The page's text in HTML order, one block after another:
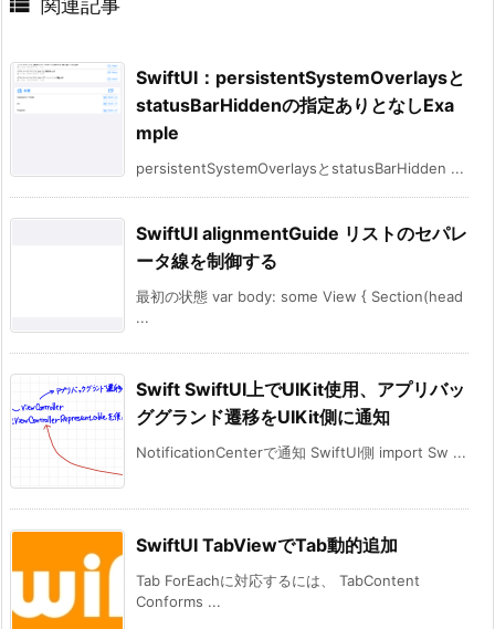
 関連記事
SwiftUI：persistentSystemOverlaysと
statusBarHiddenの指定ありとなしExa
mple
persistentSystemOverlaysとstatusBarHidden ...
SwiftUI alignmentGuide リストのセパレ
ータ線を制御する
最初の状態 var body: some View { Section(head
...
Swift SwiftUI上でUIKit使用、アプリバッ
ググランド遷移をUIKit側に通知
NotificationCenterで通知 SwiftUI側 import Sw ...
SwiftUI TabViewでTab動的追加
Tab ForEachに対応するには、 TabContent
Conforms ...